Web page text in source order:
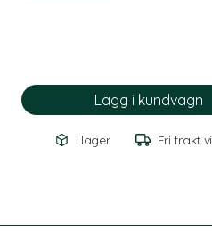
I lager Fri frakt